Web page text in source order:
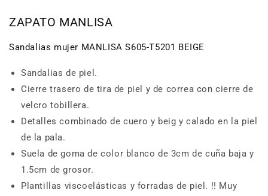
ZAPATO MANLISA
Sandalias mujer MANLISA S605-T5201 BEIGE
Sandalias de piel.
Cierre trasero de tira de piel y de correa con cierre de
velcro tobillera.
Detalles combinado de cuero y beig y calado en la piel
de la pala.
Suela de goma de color blanco de 3cm de cuña baja y
1.5cm de grosor.
Plantillas viscoelásticas y forradas de piel. !! Muy